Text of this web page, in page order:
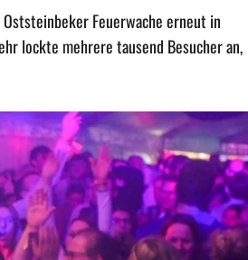
Feuerwache erneut in
lockte mehrere tausend Besucher an,